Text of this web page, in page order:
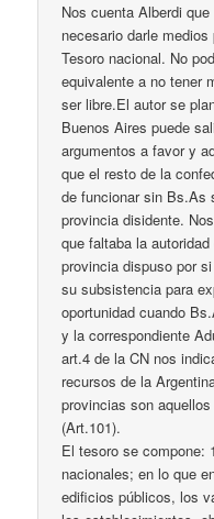
Nos cuenta Alberdi
necesario darle
Tesoro nacional. No
equivalente a no tener
ser libre.El autor se
Buenos Aires puede
argumentos a favor y
que el resto de la
de funcionar sin Bs.As
provincia disidente.
que faltaba la
provincia dispuso por
su subsistencia para
oportunidad cuando
y la correspondiente
art.4 de la CN nos
recursos de la
provincias son
(Art.101).
El tesoro se compone:
nacionales; en lo que
edificios públicos, los